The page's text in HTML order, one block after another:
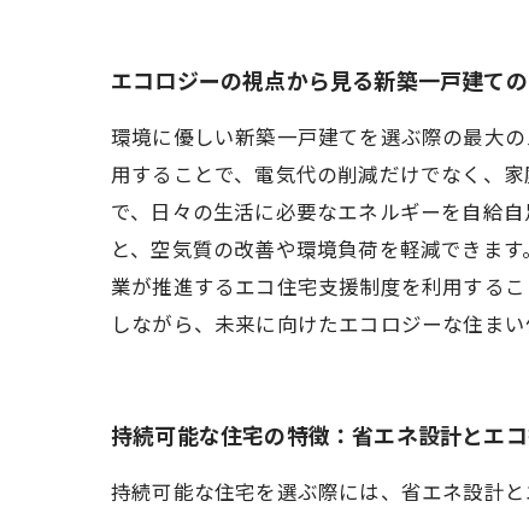
エコロジーの視点から見る新築一戸建て
環境に優しい新築一戸建てを選ぶ際の最大
用することで、電気代の削減だけでなく、
で、日々の生活に必要なエネルギーを自給
と、空気質の改善や環境負荷を軽減できま
業が推進するエコ住宅支援制度を利用する
しながら、未来に向けたエコロジーな住まい
持続可能な住宅の特徴：省エネ設計とエ
持続可能な住宅を選ぶ際には、省エネ設計